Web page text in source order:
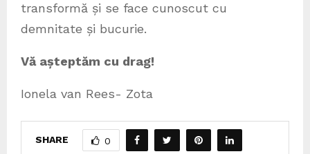
transformă și se face cunoscut cu
demnitate și bucurie.
Vă așteptăm cu drag!
Ionela van Rees- Zota
SHARE 0